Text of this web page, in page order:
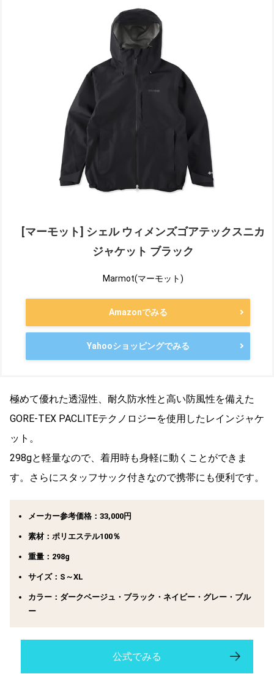
[マーモット] シェル ウィメンズゴアテックスニカ
ジャケット ブラック
Marmot(マーモット)
Amazonでみる
Yahooショッピングでみる
極めて優れた透湿性、耐久防水性と高い防風性を備えた
GORE-TEX PACLITEテクノロジーを使用したレインジャケ
ット。
298gと軽量なので、着用時も身軽に動くことができま
す。さらにスタッフサック付きなので携帯にも便利です。
メーカー参考価格：33,000円
素材：ポリエステル100％
重量：298g
サイズ：S～XL
カラー：ダークベージュ・ブラック・ネイビー・グレー・ブル
ー
公式でみる